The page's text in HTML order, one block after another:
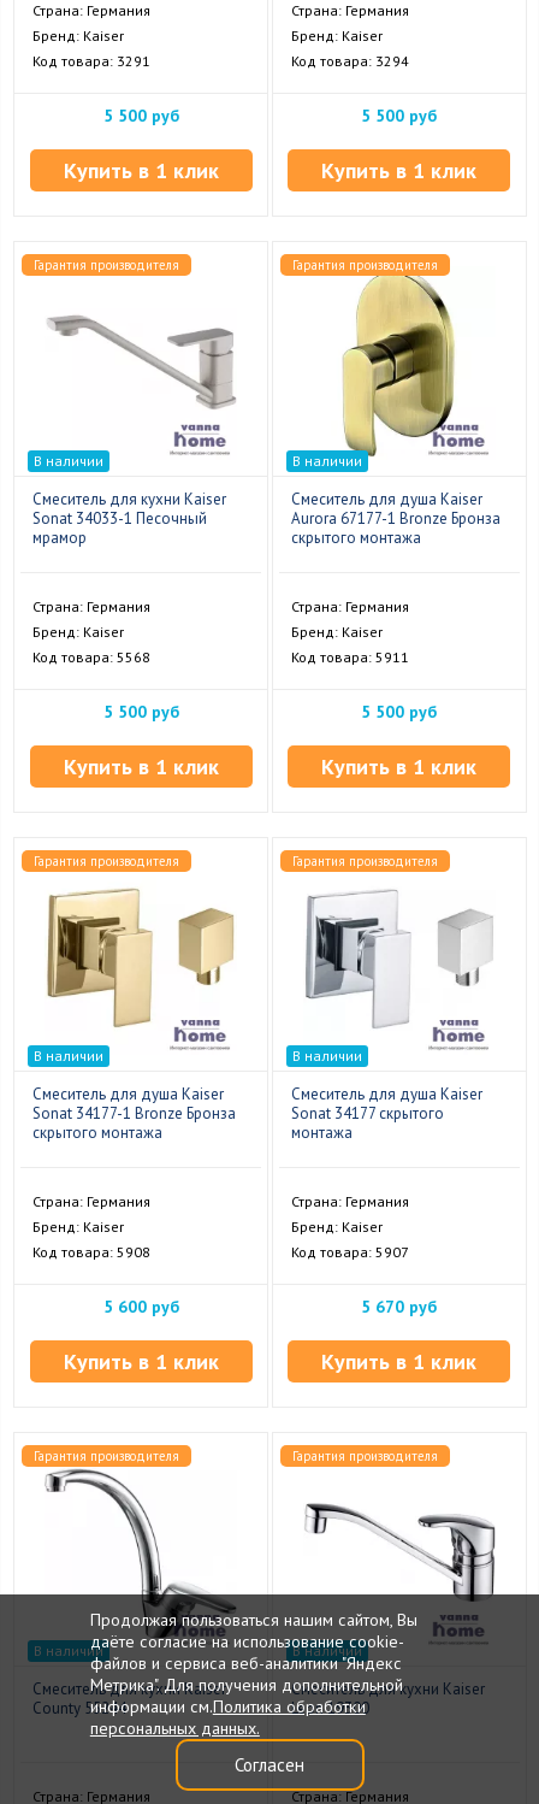
Страна: Германия
Бренд: Kaiser
Код товара: 3291
5 500 руб
Купить в 1 клик
Страна: Германия
Бренд: Kaiser
Код товара: 3294
5 500 руб
Купить в 1 клик
Гарантия производителя
В наличии
Смеситель для кухни Kaiser
Sonat 34033-1 Песочный
мрамор
Страна: Германия
Бренд: Kaiser
Код товара: 5568
5 500 руб
Купить в 1 клик
Гарантия производителя
В наличии
Смеситель для душа Kaiser
Aurora 67177-1 Bronze Бронза
скрытого монтажа
Страна: Германия
Бренд: Kaiser
Код товара: 5911
5 500 руб
Купить в 1 клик
Гарантия производителя
В наличии
Смеситель для душа Kaiser
Sonat 34177-1 Bronze Бронза
скрытого монтажа
Страна: Германия
Бренд: Kaiser
Код товара: 5908
5 600 руб
Купить в 1 клик
Гарантия производителя
В наличии
Смеситель для душа Kaiser
Sonat 34177 скрытого
монтажа
Страна: Германия
Бренд: Kaiser
Код товара: 5907
5 670 руб
Купить в 1 клик
Гарантия производителя
В наличии
Смеситель для кухни Kaiser
County 55244
Страна: Германия
Гарантия производителя
В наличии
Смеситель для кухни Kaiser
Leon 19300
Страна: Германия
Продолжая пользоваться нашим сайтом, Вы
даёте согласие на использование cookie-
файлов и сервиса веб-аналитики "Яндекс
Метрика". Для получения дополнительной
информации см.Политика обработки
персональных данных.
Согласен